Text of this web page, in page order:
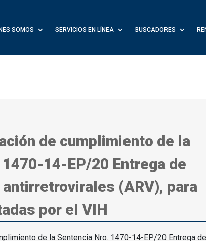
SOMOS SERVICIOS EN LÍNEA BUSCADORES
de cumplimiento de la
14-EP/20 Entrega de
(ARV), para
por el VIH